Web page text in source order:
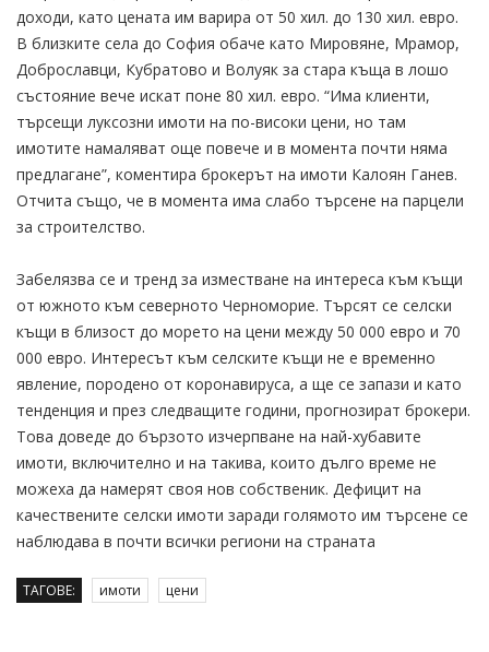
доходи, като цената им варира от 50 хил. до 130 хил. евро.
В близките села до София обаче като Мировяне, Мрамор,
Доброславци, Кубратово и Волуяк за стара къща в лошо
състояние вече искат поне 80 хил. евро. “Има клиенти,
търсещи луксозни имоти на по-високи цени, но там
имотите намаляват още повече и в момента почти няма
предлагане”, коментира брокерът на имоти Калоян Ганев.
Отчита също, че в момента има слабо търсене на парцели
за строителство.
Забелязва се и тренд за изместване на интереса към къщи
от южното към северното Черноморие. Търсят се селски
къщи в близост до морето на цени между 50 000 евро и 70
000 евро. Интересът към селските къщи не е временно
явление, породено от коронавируса, а ще се запази и като
тенденция и през следващите години, прогнозират брокери.
Това доведе до бързото изчерпване на най-хубавите
имоти, включително и на такива, които дълго време не
можеха да намерят своя нов собственик. Дефицит на
качествените селски имоти заради голямото им търсене се
наблюдава в почти всички региони на страната
ТАГОВЕ: имоти цени